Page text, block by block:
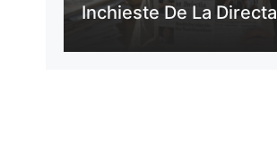
Inchieste De La Directa